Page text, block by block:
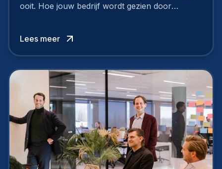
ooit. Hoe jouw bedrijf wordt gezien door
Lees meer